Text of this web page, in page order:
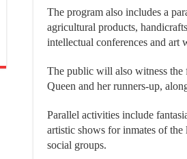
The program also includes a
agricultural products,
intellectual conferences and art
The public will also witness the
Queen and her runners-up,
Parallel activities include
artistic shows for inmates of the
social groups.